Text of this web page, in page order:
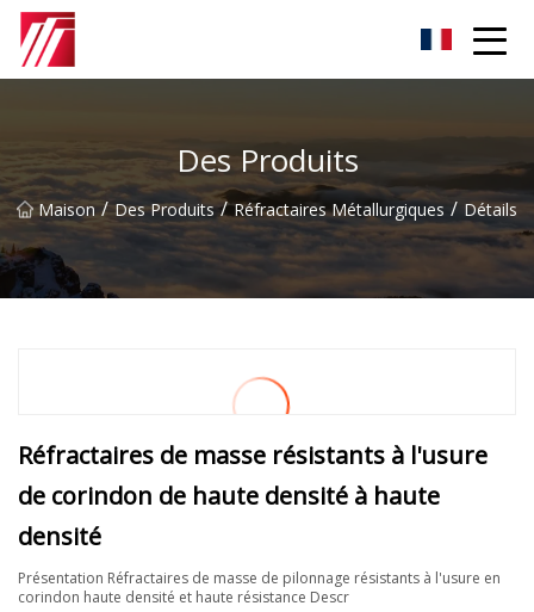
Des Produits
Maison / Des Produits / Réfractaires Métallurgiques / Détails
Réfractaires de masse résistants à l'usure
de corindon de haute densité à haute
densité
Présentation Réfractaires de masse de pilonnage résistants à l'usure en
corindon haute densité et haute résistance Descr